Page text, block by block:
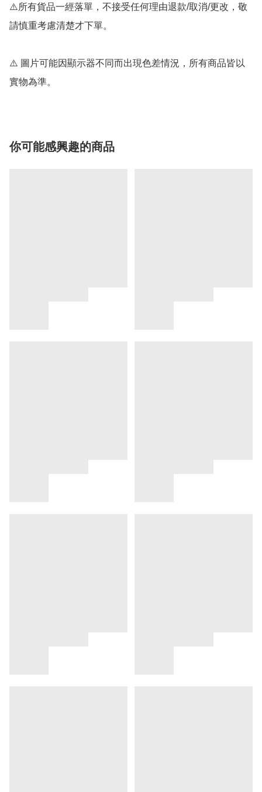
⚠️所有貨品一經落單，不接受任何理由退款/取消/更改，敬
請慎重考慮清楚才下單。
⚠️ 圖片可能因顯示器不同而出現色差情況，所有商品皆以
實物為準。
你可能感興趣的商品